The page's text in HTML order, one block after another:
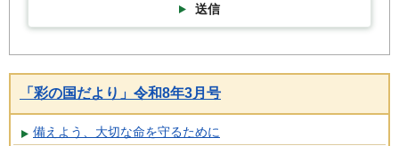
送信
「彩の国だより」令和8年3月号
備えよう、大切な命を守るために